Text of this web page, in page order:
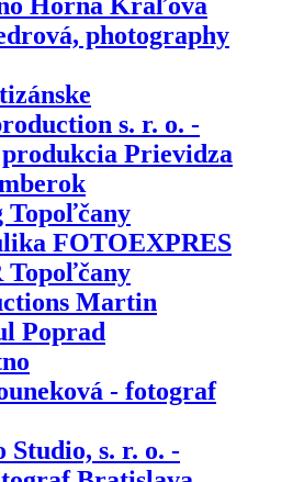
photography
s. r. o. -
Prievidza
Topoľčany
FOTOEXPRES
Topoľčany
Martin
Poprad
- fotograf
s. r. o. -